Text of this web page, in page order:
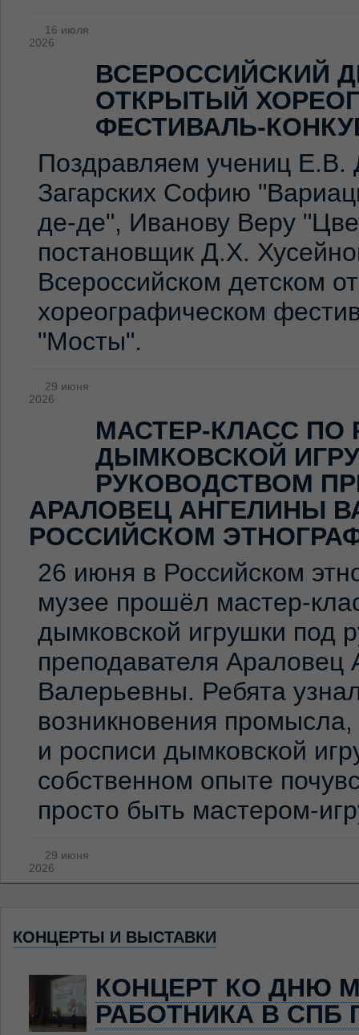
16 июля
2026
ВСЕРОССИЙСКИЙ
ОТКРЫТЫЙ
ФЕСТИВАЛЬ-
Поздравляем учениц Е.В.
Загарских Софию
де-де", Иванову Веру
постановщик Д.Х.
Всероссийском детском
хореографическом
"Мосты".
29 июня
2026
МАСТЕР-КЛАСС ПО
ДЫМКОВСКОЙ
РУКОВОДСТВОМ
АРАЛОВЕЦ АНГЕЛИНЫ
РОССИЙСКОМ
26 июня в Российском
музее прошёл мастер-
дымковской игрушки под
преподавателя Араловец
Валерьевны. Ребята
возникновения
и росписи дымковской
собственном опыте
просто быть мастером-
29 июня
2026
КОНЦЕРТЫ И ВЫСТАВКИ
КОНЦЕРТ КО ДНЮ
РАБОТНИКА В СПБ